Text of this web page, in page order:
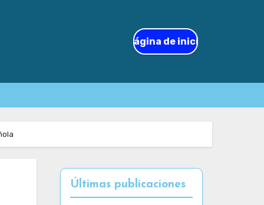
Página de inicio
Últimas publicaciones